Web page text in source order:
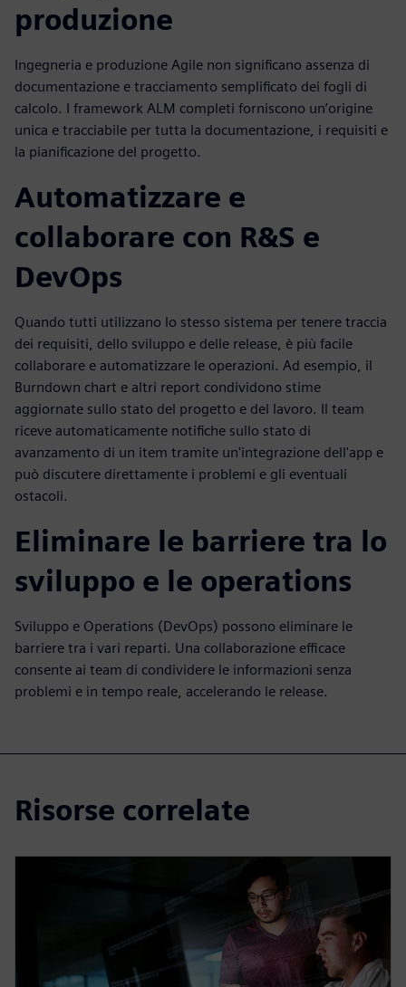
produzione
Ingegneria e produzione Agile non significano assenza di
documentazione e tracciamento semplificato dei fogli di
calcolo. I framework ALM completi forniscono un’origine
unica e tracciabile per tutta la documentazione, i requisiti e
la pianificazione del progetto.
Automatizzare e
collaborare con R&S e
DevOps
Quando tutti utilizzano lo stesso sistema per tenere traccia
dei requisiti, dello sviluppo e delle release, è più facile
collaborare e automatizzare le operazioni. Ad esempio, il
Burndown chart e altri report condividono stime
aggiornate sullo stato del progetto e del lavoro. Il team
riceve automaticamente notifiche sullo stato di
avanzamento di un item tramite un'integrazione dell'app e
può discutere direttamente i problemi e gli eventuali
ostacoli.
Eliminare le barriere tra lo
sviluppo e le operations
Sviluppo e Operations (DevOps) possono eliminare le
barriere tra i vari reparti. Una collaborazione efficace
consente ai team di condividere le informazioni senza
problemi e in tempo reale, accelerando le release.
Risorse correlate